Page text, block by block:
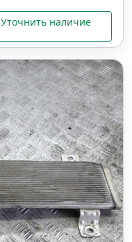
Уточнить наличие